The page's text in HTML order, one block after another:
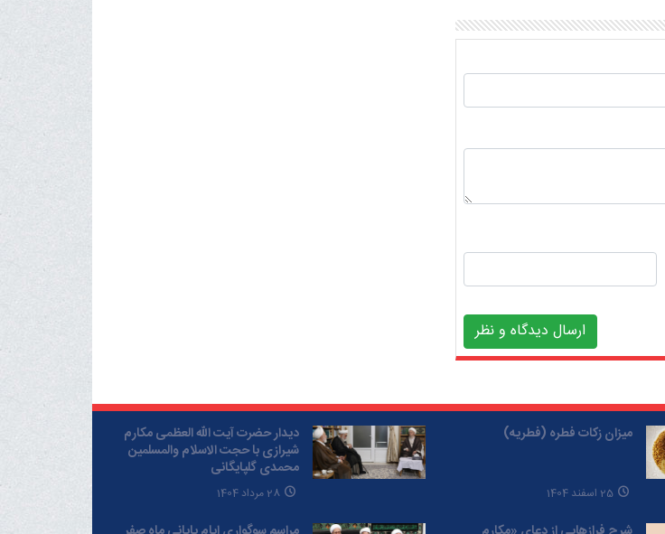
ارسال دیدگاه و نظر
میزان زکات فطره (فطریه)
25 اسفند 1404
دیدار حضرت آیت الله العظمی مکارم
شیرازی با حجت الاسلام والمسلمین
محمدی گلپایگانی
28 مرداد 1404